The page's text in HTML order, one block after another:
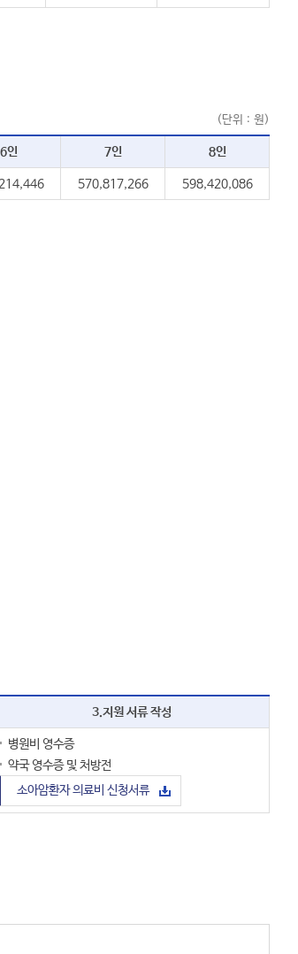
(단위：원)
6인 7인 8인
570,817,266 598,420,086
3.지원 서류 작성
병원비 영수증
약국 영수증 및 처방전
소아암환자 의료비 신청서류